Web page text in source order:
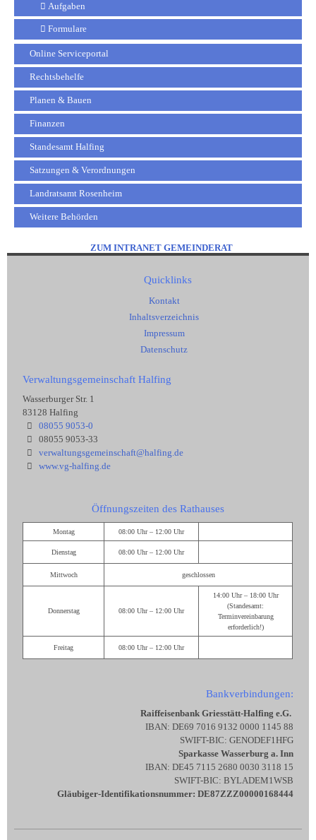
Aufgaben
Formulare
Online Serviceportal
Rechtsbehelfe
Planen & Bauen
Finanzen
Standesamt Halfing
Satzungen & Verordnungen
Landratsamt Rosenheim
Weitere Behörden
ZUM INTRANET GEMEINDERAT
Quicklinks
Kontakt
Inhaltsverzeichnis
Impressum
Datenschutz
Verwaltungsgemeinschaft Halfing
Wasserburger Str. 1
83128 Halfing
08055 9053-0
08055 9053-33
verwaltungsgemeinschaft@halfing.de
www.vg-halfing.de
Öffnungszeiten des Rathauses
Montag 08:00 Uhr – 12:00 Uhr
Dienstag 08:00 Uhr – 12:00 Uhr
Mittwoch geschlossen
Donnerstag 08:00 Uhr – 12:00 Uhr
14:00 Uhr – 18:00 Uhr
(Standesamt:
Terminvereinbarung
erforderlich!)
Freitag 08:00 Uhr – 12:00 Uhr
Bankverbindungen:
Raiffeisenbank Griesstätt-Halfing e.G.
IBAN: DE69 7016 9132 0000 1145 88
SWIFT-BIC: GENODEF1HFG
Sparkasse Wasserburg a. Inn
IBAN: DE45 7115 2680 0030 3118 15
SWIFT-BIC: BYLADEM1WSB
Gläubiger-Identifikationsnummer: DE87ZZZ00000168444